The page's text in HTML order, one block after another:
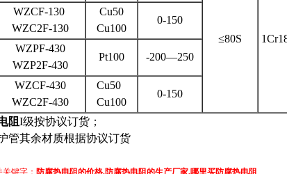
≤80S
WZCF-130
WZC2F-130
Cu50
Cu100
0-150
WZPF-430
WZP2F-430
Pt100 -200—250
WZCF-430
WZC2F-430
Cu50
Cu100
0-150
阻I级按协议订货；
管其余材质根据协议订货